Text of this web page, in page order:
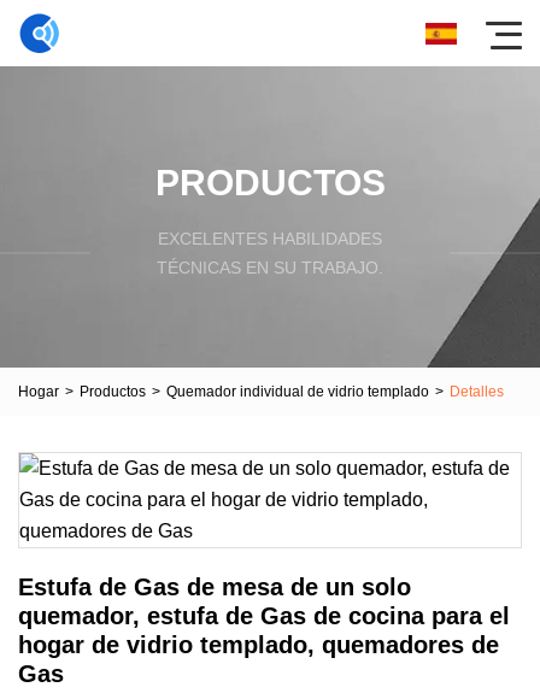
PRODUCTOS
EXCELENTES HABILIDADES
TÉCNICAS EN SU TRABAJO.
Hogar > Productos > Quemador individual de vidrio templado > Detalles
Estufa de Gas de mesa de un solo
quemador, estufa de Gas de cocina para el
hogar de vidrio templado, quemadores de
Gas